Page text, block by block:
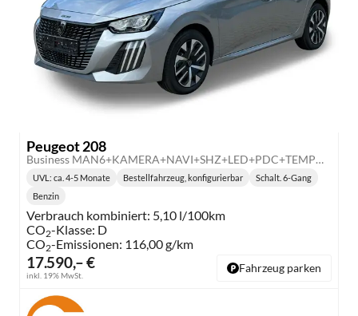
Peugeot 208
Business MAN6+KAMERA+NAVI+SHZ+LED+PDC+TEMPOMAT
17.590,– €
inkl. 19% MwSt.
Lieferzeit:
UVL : ca. 4-5 Monate Bestellfahrzeug, konfigurierbar
Getriebe:
Schalt. 6-Gang
Kraftstoff:
Benzin
Verbrauch kombiniert: 5,10 l/100km
CO2-Klasse: D
CO2-Emissionen: 116,00 g/km
Fahrzeug parken